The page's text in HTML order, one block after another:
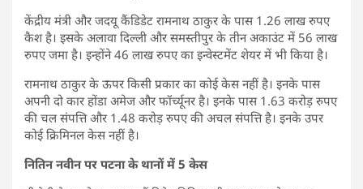
केंद्रीय मंत्री और जदयू कैंडिडेट रामनाथ ठाकुर के पास 1.26 लाख रुपए
कैश है। इसके अलावा दिल्ली और समस्तीपुर के तीन अकाउंट में 56 लाख
रुपए जमा है। इन्होंने 46 लाख रुपए का इन्वेस्टमेंट शेयर में भी किया है।
रामनाथ ठाकुर के ऊपर किसी प्रकार का कोई केस नहीं है। इनके पास
अपनी दो कार होंडा अमेज और फॉर्च्यूनर है। इनके पास 1.63 करोड़ रुपए
की चल संपत्ति और 1.48 करोड़ रुपए की अचल संपत्ति है। इनके उपर
कोई क्रिमिनल केस नहीं है।
नितिन नवीन पर पटना के थानों में 5 केस